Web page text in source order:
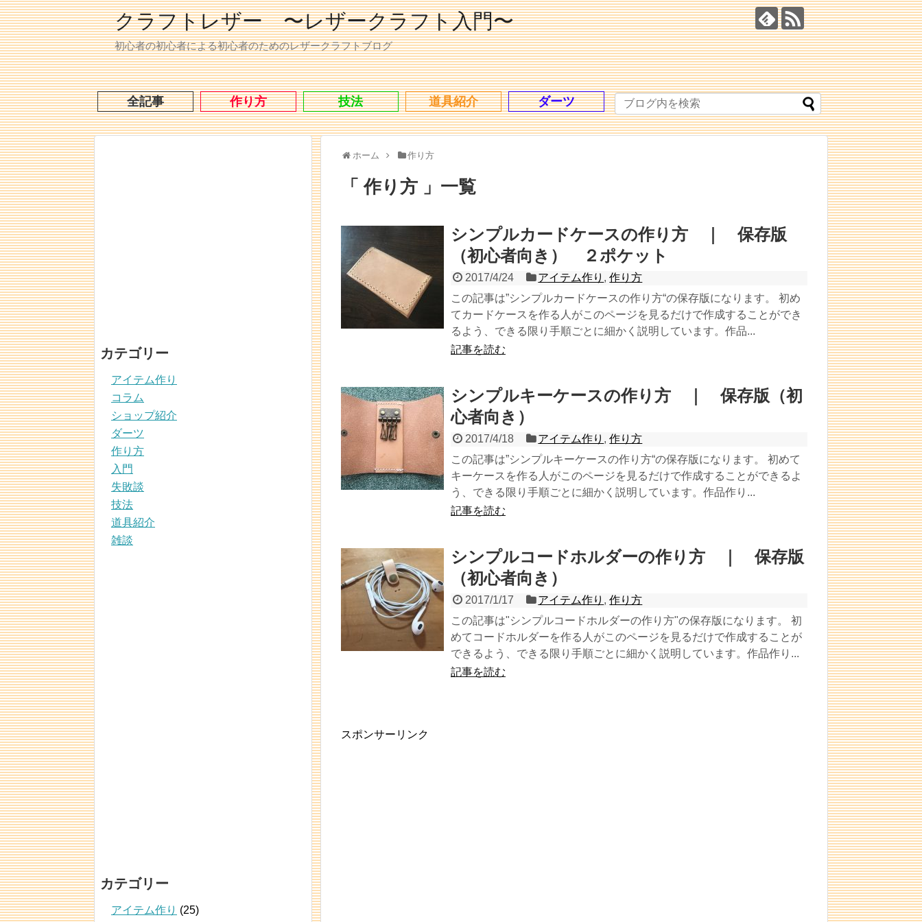
クラフトレザー 〜レザークラフト入門〜
初心者の初心者による初心者のためのレザークラフトブログ
全記事 作り方 技法 道具紹介 ダーツ
ホーム 作り方
「 作り方 」一覧
シンプルカードケースの作り方 ｜ 保存版
（初心者向き） ２ポケット
2017/4/24 アイテム作り ,作り方
この記事は”シンプルカードケースの作り方“の保存版になります。 初め
てカードケースを作る人がこのページを見るだけで作成することができ
るよう、できる限り手順ごとに細かく説明しています。作品...
記事を読む
シンプルキーケースの作り方 ｜ 保存版（初
心者向き）
2017/4/18 アイテム作り ,作り方
この記事は”シンプルキーケースの作り方“の保存版になります。 初めて
キーケースを作る人がこのページを見るだけで作成することができるよ
う、できる限り手順ごとに細かく説明しています。作品作り...
記事を読む
シンプルコードホルダーの作り方 ｜ 保存版
（初心者向き）
2017/1/17 アイテム作り ,作り方
この記事は"シンプルコードホルダーの作り方"の保存版になります。 初
めてコードホルダーを作る人がこのページを見るだけで作成することが
できるよう、できる限り手順ごとに細かく説明しています。作品作り...
記事を読む
スポンサーリンク
カテゴリー
アイテム作り
コラム
ショップ紹介
ダーツ
作り方
入門
失敗談
技法
道具紹介
雑談
カテゴリー
アイテム作り (25)